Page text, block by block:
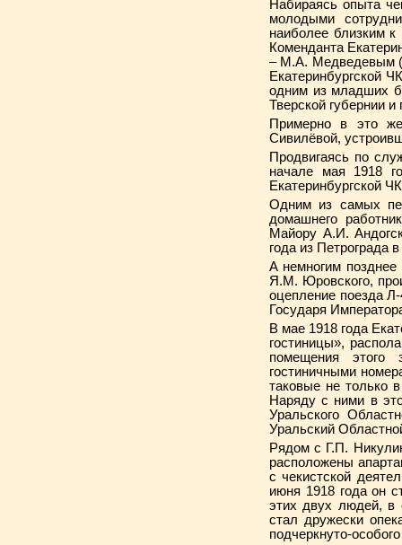
Набираясь опыта
молодыми
наиболее близким
Комен­данта
– М.А. Медведевым
Екатеринбургской
одним из млад­ших
Твер­ской губернии
Примерно в это
Сивилёвой,
Продвигаясь по
начале мая 1918
Екатеринбургской
Одним из самых
домашнего
Майору А.И.
года из Петрограда
А немногим позднее
Я.М. Юровского,
оцепление поезда
Государя
В мае 1918 года
гостиницы»,
помещения этого
гостиничными
таковые не только
Наряду с ними в
Уральского
Уральский
Рядом с Г.П.
расположены
с чекистской
июня 1918 года он
этих двух людей, в
стал дружески
подчеркнуто-